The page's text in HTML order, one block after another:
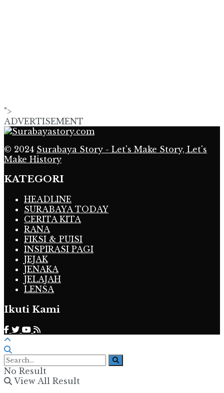
">
ADVERTISEMENT
© 2024 Surabaya Story - Let's Make Story, Let's
Make History
KATEGORI
HEADLINE
SURABAYA TODAY
CERITA KITA
RANA
FIKSI & PUISI
INSPIRASI PAGI
JEJAK
JENAKA
JELAJAH
LENSA
Ikuti Kami
No Result
View All Result